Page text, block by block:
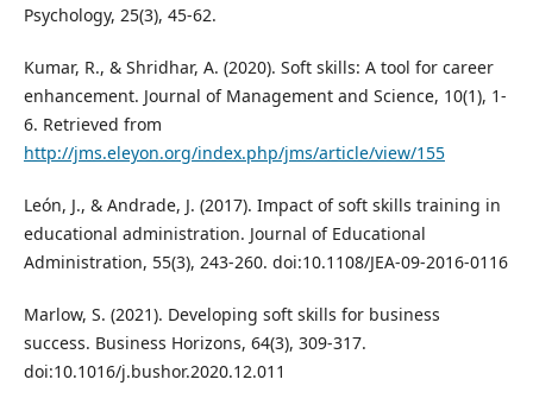
Psychology, 25(3), 45-62.
Kumar, R., & Shridhar, A. (2020). Soft skills: A tool for career
enhancement. Journal of Management and Science, 10(1), 1-
6. Retrieved from
http://jms.eleyon.org/index.php/jms/article/view/155
León, J., & Andrade, J. (2017). Impact of soft skills training in
educational administration. Journal of Educational
Administration, 55(3), 243-260. doi:10.1108/JEA-09-2016-0116
Marlow, S. (2021). Developing soft skills for business
success. Business Horizons, 64(3), 309-317.
doi:10.1016/j.bushor.2020.12.011